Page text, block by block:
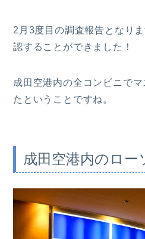
2月3度目の調査報告となり
認することができました！
成田空港内の全コンビニで
たということですね。
成田空港内のロー